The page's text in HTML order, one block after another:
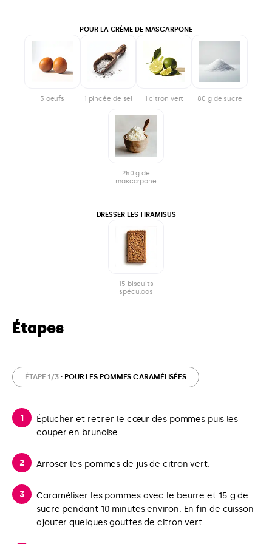
POUR LA CRÈME DE MASCARPONE
3 oeufs 1 pincée de sel 1 citron vert 80 g de sucre
250 g de
mascarpone
DRESSER LES TIRAMISUS
15 biscuits
spéculoos
Étapes
ÉTAPE 1/3 : POUR LES POMMES CARAMÉLISÉES
Éplucher et retirer le cœur des pommes puis les
couper en brunoise.
Arroser les pommes de jus de citron vert.
Caraméliser les pommes avec le beurre et 15 g de
sucre pendant 10 minutes environ. En fin de cuisson
ajouter quelques gouttes de citron vert.